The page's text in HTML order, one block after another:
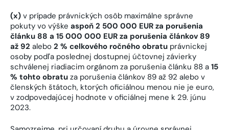
(x) v prípade právnických osôb maximálne správne
pokuty vo výške aspoň 2 500 000 EUR za porušenia
článku 88 a 15 000 000 EUR za porušenia článkov 89
až 92 alebo 2 % celkového ročného obratu právnickej
osoby podľa poslednej dostupnej účtovnej závierky
schválenej riadiacim orgánom za porušenia článku 88 a 15
% tohto obratu za porušenia článkov 89 až 92 alebo v
členských štátoch, ktorých oficiálnou menou nie je euro,
v zodpovedajúcej hodnote v oficiálnej mene k 29. júnu
2023.